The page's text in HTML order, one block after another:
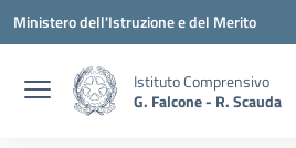
Vai ai contenuti
Vai al menu di navigazione
Vai al footer
Ministero dell'Istruzione e del Merito
Istituto Comprensivo
G. Falcone - R. Scauda